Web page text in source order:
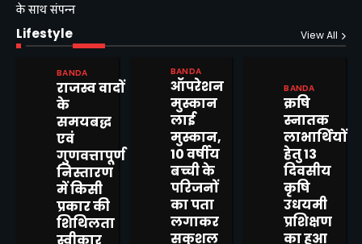
के साथ संपन्न
Lifestyle View All
BANDA
राजस्व वादों
के
समयबद्ध
एवं
गुणवत्तापूर्ण
निस्तारण
में किसी
प्रकार की
शिथिलता
स्वीकार
BANDA
ऑपरेशन
मुस्कान
लाई
मुस्कान,
10 वर्षीय
बच्ची के
परिजनों
का पता
लगाकर
सकुशल
BANDA
क्रषि
स्नातक
लाभार्थियों
हेतु 13
दिवसीय
कृषि
उधयमी
प्रशिक्षण
का हुआ